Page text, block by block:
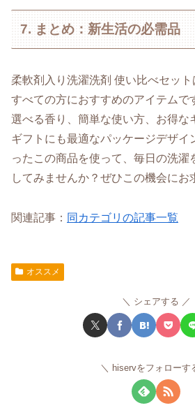
7. まとめ：新生活の必需品
柔軟剤入り洗濯洗剤 使い比べセッ
すべての方におすすめのアイテムで
選べる香り、簡単な使い方、お得な
ギフトにも最適なパッケージデザイ
ったこの商品を使って、毎日の洗濯
してみませんか？ぜひこの機会にお
関連記事： 同カテゴリの記事一覧
オススメ
シェアする
hiservをフォローす